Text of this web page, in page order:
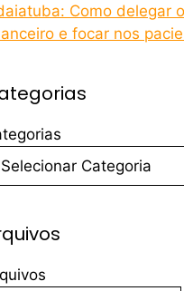
Como delegar o
e focar nos